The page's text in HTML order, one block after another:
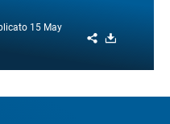
15 May
Share